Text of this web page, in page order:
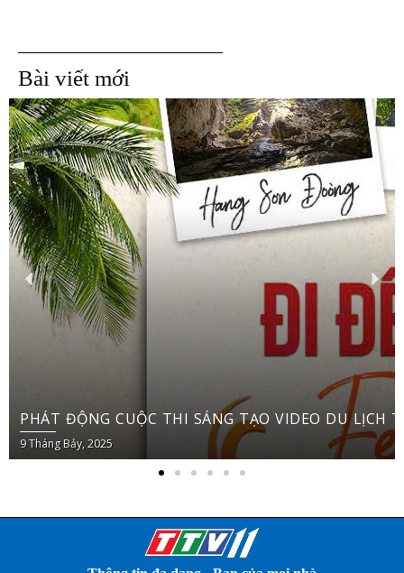
Bài viết mới
9 Tháng Bảy, 2025